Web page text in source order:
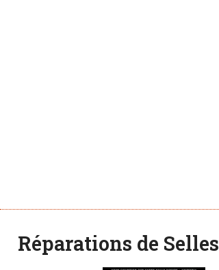
Réparations de